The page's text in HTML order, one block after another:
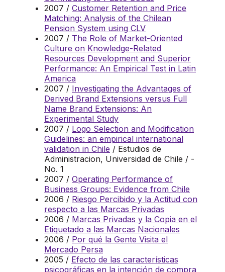
2007 / Customer Retention and Price
Matching: Analysis of the Chilean
Pension System using CLV
2007 / The Role of Market-Oriented
Culture on Knowledge-Related
Resources Development and Superior
Performance: An Empirical Test in Latin
America
2007 / Investigating the Advantages of
Derived Brand Extensions versus Full
Name Brand Extensions: An
Experimental Study
2007 / Logo Selection and Modification
Guidelines: an empirical international
validation in Chile / Estudios de
Administracion, Universidad de Chile / -
No. 1
2007 / Operating Performance of
Business Groups: Evidence from Chile
2006 / Riesgo Percibido y la Actitud con
respecto a las Marcas Privadas
2006 / Marcas Privadas y la Copia en el
Etiquetado a las Marcas Nacionales
2006 / Por qué la Gente Visita el
Mercado Persa
2005 / Efecto de las características
psicográficas en la intención de compra